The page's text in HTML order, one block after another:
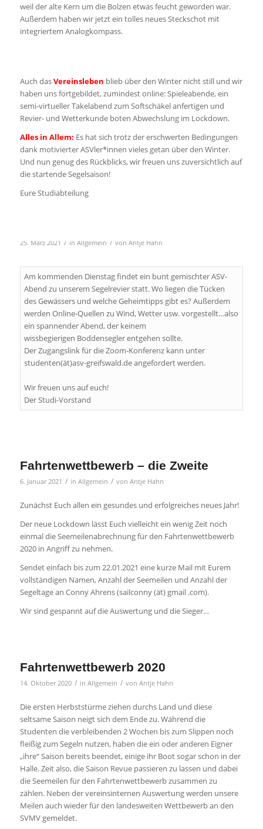
weil der alte Kern um die Bolzen etwas feucht geworden war.
Außerdem haben wir jetzt ein tolles neues Steckschot mit
integriertem Analogkompass.
Auch dasVereinsleben blieb über den Winter nicht still und wir
haben uns fortgebildet, zumindest online: Spieleabende, ein
semi-virtueller Takelabend zum Softschäkel anfertigen und
Revier- und Wetterkunde boten Abwechslung im Lockdown.
Alles in Allem: Es hat sich trotz der erschwerten Bedingungen
dank motivierter ASVler*innen vieles getan über den Winter.
Und nun genug des Rückblicks, wir freuen uns zuversichtlich auf
die startende Segelsaison!
Eure Studiabteilung
25. März 2021 / in Allgemein / von Antje Hahn
Am kommenden Dienstag findet ein bunt gemischter ASV-
Abend zu unserem Segelrevier statt. Wo liegen die Tücken
des Gewässers und welche Geheimtipps gibt es? Außerdem
werden Online-Quellen zu Wind, Wetter usw. vorgestellt…also
ein spannender Abend, der keinem
wissbegierigen Boddensegler entgehen sollte.
Der Zugangslink für die Zoom-Konferenz kann unter
studenten(ät)asv-greifswald.de angefordert werden.
Wir freuen uns auf euch!
Der Studi-Vorstand
Fahrtenwettbewerb – die Zweite
6. Januar 2021 / in Allgemein / von Antje Hahn
Zunächst Euch allen ein gesundes und erfolgreiches neues Jahr!
Der neue Lockdown lässt Euch vielleicht ein wenig Zeit noch
einmal die Seemeilenabrechnung für den Fahrtenwettbewerb
2020 in Angriff zu nehmen.
Sendet einfach bis zum 22.01.2021 eine kurze Mail mit Eurem
vollständigen Namen, Anzahl der Seemeilen und Anzahl der
Segeltage an Conny Ahrens (sailconny (ät) gmail .com).
Wir sind gespannt auf die Auswertung und die Sieger…
Fahrtenwettbewerb 2020
14. Oktober 2020 / in Allgemein / von Antje Hahn
Die ersten Herbststürme ziehen durchs Land und diese
seltsame Saison neigt sich dem Ende zu. Während die
Studenten die verbleibenden 2 Wochen bis zum Slippen noch
fleißig zum Segeln nutzen, haben die ein oder anderen Eigner
„ihre“ Saison bereits beendet, einige ihr Boot sogar schon in der
Halle. Zeit also, die Saison Revue passieren zu lassen und dabei
die Seemeilen für den Fahrtenwettbewerb zusammen zu
zählen. Neben der vereinsinternen Auswertung werden unsere
Meilen auch wieder für den landesweiten Wettbewerb an den
SVMV gemeldet.